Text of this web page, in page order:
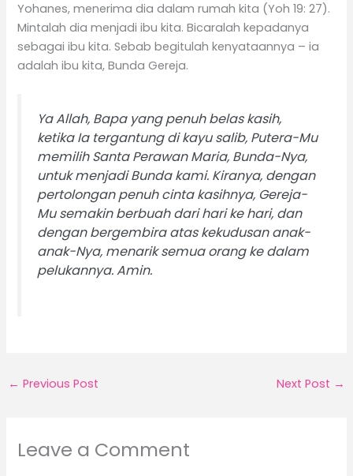
Yohanes, menerima dia dalam rumah kita (Yoh 19: 27).
Mintalah dia menjadi ibu kita. Bicaralah kepadanya
sebagai ibu kita. Sebab begitulah kenyataannya – ia
adalah ibu kita, Bunda Gereja.
Ya Allah, Bapa yang penuh belas kasih,
ketika Ia tergantung di kayu salib, Putera-Mu
memilih Santa Perawan Maria, Bunda-Nya,
untuk menjadi Bunda kami. Kiranya, dengan
pertolongan penuh cinta kasihnya, Gereja-
Mu semakin berbuah dari hari ke hari, dan
dengan bergembira atas kekudusan anak-
anak-Nya, menarik semua orang ke dalam
pelukannya. Amin.
← Previous Post Next Post →
Leave a Comment